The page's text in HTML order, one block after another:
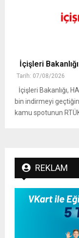
İçişleri
Tarih: 07/08/2026
İçişleri Bakanlığı,
bin indirmeyi
kamu spotunun
REKLAM